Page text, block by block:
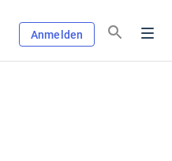
Anmelden